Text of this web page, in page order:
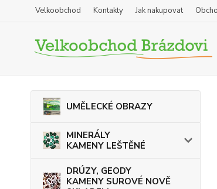
Velkoobchod Kontakty Jak nakupovat
UMĚLECKÉ OBRAZY
MINERÁLY
KAMENY LEŠTĚNÉ
DRÚZY, GEODY
KAMENY SUROVÉ NOVĚ